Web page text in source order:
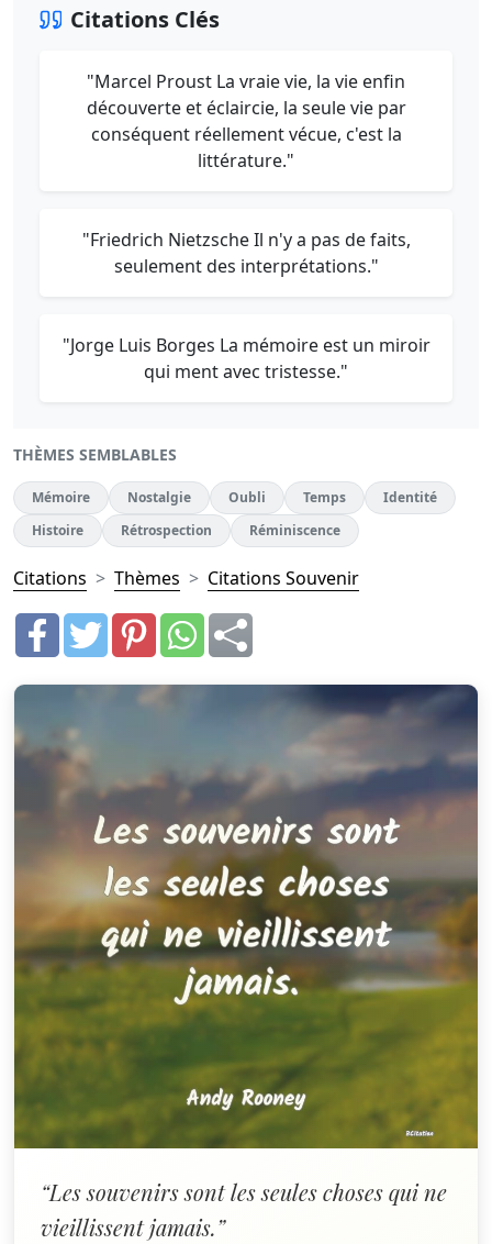
Citations Clés
"Marcel Proust La vraie vie, la vie enfin
découverte et éclaircie, la seule vie par
conséquent réellement vécue, c'est la
littérature."
"Friedrich Nietzsche Il n'y a pas de faits,
seulement des interprétations."
"Jorge Luis Borges La mémoire est un miroir
qui ment avec tristesse."
THÈMES SEMBLABLES
Mémoire Nostalgie Oubli Temps
Identité
Histoire
Rétrospection Réminiscence
Citations Thèmes Citations Souvenir
“Les souvenirs sont les seules choses qui ne
vieillissent jamais.”